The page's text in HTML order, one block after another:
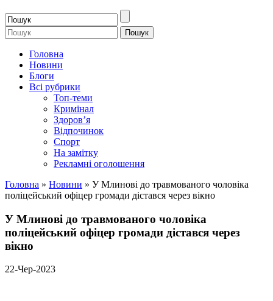
Головна
Новини
Блоги
Всі рубрики
Топ-теми
Кримінал
Здоров’я
Відпочинок
Спорт
На замітку
Рекламні оголошення
Головна » Новини » У Млинові до травмованого чоловіка
поліцейський офіцер громади дістався через вікно
У Млинові до травмованого чоловіка
поліцейський офіцер громади дістався через
вікно
22-Чер-2023